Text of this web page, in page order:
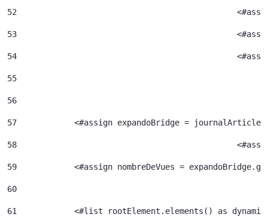
52
53
54
55
56
57
<#assign expandoBridge =
58
59
<#assign nombreDeVues =
60
61
<#list rootElement.elements() as